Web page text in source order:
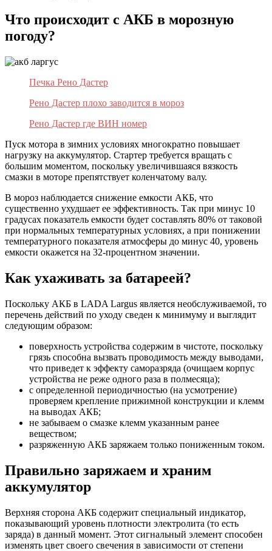
Что происходит с АКБ в морозную
погоду?
Печка Рено Дастер
Рено Дастер плохо заводится в мороз
Рено Дастер где ВИН номер
Пуск мотора в зимних условиях многократно повышает
нагрузку на аккумулятор. Стартер требуется вращать с
большим моментом, поскольку увеличившаяся вязкость
смазки в моторе препятствует коленчатому валу.
В мороз наблюдается снижение емкости АКБ, что
существенно ухудшает ее эффективность. Так при минус 10
градусах показатель емкости будет составлять 80% от таковой
при нормальных температурных условиях, а при понижении
температурного показателя атмосферы до минус 40, уровень
емкости окажется на 32-процентном значении.
Как ухаживать за батареей?
Поскольку АКБ в LADA Largus является необслуживаемой, то
перечень действий по уходу сведен к минимуму и выглядит
следующим образом:
поверхность устройства содержим в чистоте, поскольку
грязь способна вызвать проводимость между выводами,
что приведет к эффекту саморазряда (очищаем корпус
устройства не реже одного раза в полмесяца);
с определенной периодичностью (на усмотрение)
проверяем крепление прижимной конструкции и клемм
на выводах АКБ;
не забываем о смазке клемм указанным ранее
веществом;
разряженную АКБ заряжаем только пониженным током.
Правильно заряжаем и храним
аккумулятор
Верхняя сторона АКБ содержит специальный индикатор,
показывающий уровень плотности электролита (то есть
заряда) в данный момент. Этот сигнальный элемент способен
изменять цвет своего свечения в зависимости от степени